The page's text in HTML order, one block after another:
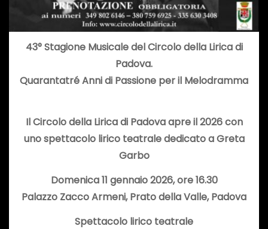
43° Stagione Musicale del Circolo della Lirica di
Padova.
Quarantatré Anni di Passione per il Melodramma
Il Circolo della Lirica di Padova apre il 2026 con
uno spettacolo lirico teatrale dedicato a Greta
Garbo
Domenica 11 gennaio 2026, ore 16.30
Palazzo Zacco Armeni, Prato della Valle, Padova
Spettacolo lirico teatrale